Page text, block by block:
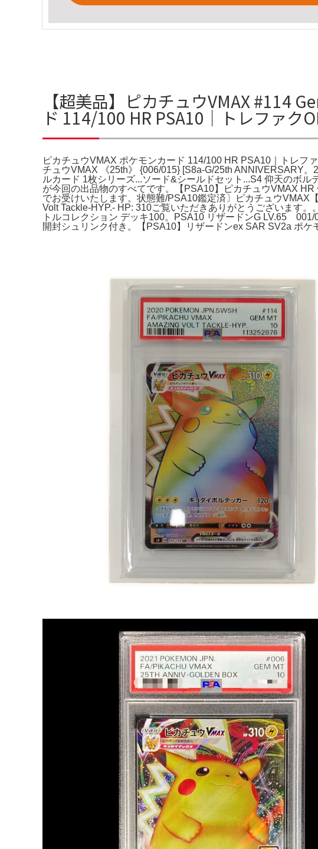
【超美品】ピカチュウVMAX #114
ド 114/100 HR PSA10｜トレファク
ピカチュウVMAX ポケモンカード 114/100 HR PSA10｜トレ
チュウVMAX 《25th》 {006/015} [S8a-G/25th ANNIVERSARY
ルカード 1枚シリーズ...ソード&シールドセット...S4 仰天のボ
が今回の出品物のすべてです。【PSA10】ピカチュウVMAX
でお受けいたします。状態難/PSA10鑑定済〕ピカチュウVMAX
Volt Tackle-HYP.- HP: 310ご覧いただきありがとうございま
トルコレクション デッキ100。PSA10 リザードンG LV.65
開封シュリンク付き。【PSA10】リザードンex SAR SV2a ポケ